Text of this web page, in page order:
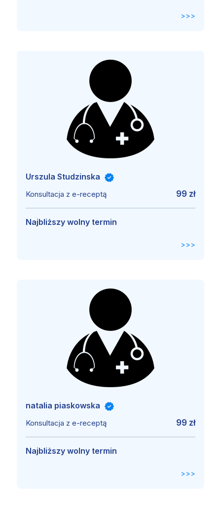
>>>
Urszula Studzinska
Konsultacja z e-receptą 99 zł
Najbliższy wolny termin
>>>
natalia piaskowska
Konsultacja z e-receptą 99 zł
Najbliższy wolny termin
>>>